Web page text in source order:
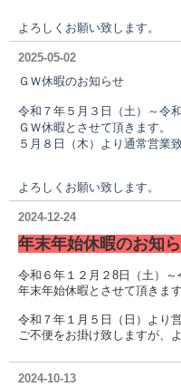
よろしくお願い致します。
2025-05-02
ＧＷ休暇のお知らせ
令和７年５月３日（土）～令
ＧＷ休暇とさせて頂きます。
５月８日（木）より通常営業
よろしくお願い致します。
2024-12-24
年末年始休暇のお知
令和６年１２月２8日（土）
年末年始休暇とさせて頂きます
令和７年１月５日（日）より
ご不便をお掛け致しますが、
2024-10-13